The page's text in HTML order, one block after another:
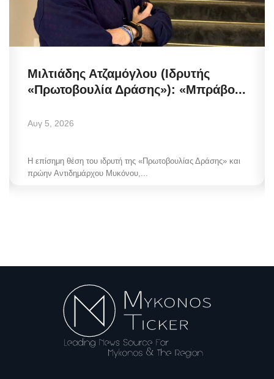
Μιλτιάδης Ατζαμόγλου (Ιδρυτής
«Πρωτοβουλία Δράσης»): «Μπράβο...
Αυγ 5, 2026
Η επίσημη θέση του ιδρυτή της «Πρωτοβουλίας Δράσης» και
πρώην Αντιδημάρχου Μυκόνου,...